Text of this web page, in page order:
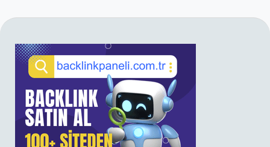
SIDEBAR